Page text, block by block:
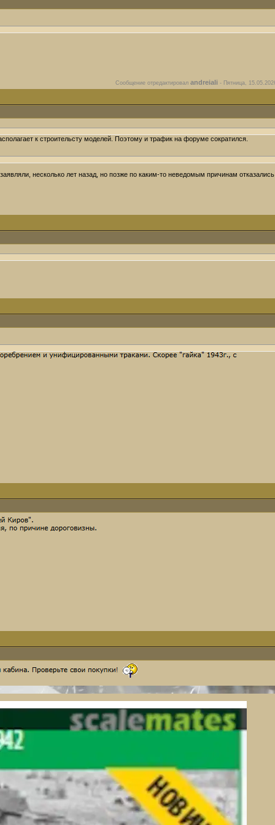
Сообщение отредактировал andreiali - Пятница,
к строительсту моделей. Поэтому и трафик на форуме сократился.
несколько лет назад, но позже по каким-то неведомым причинам